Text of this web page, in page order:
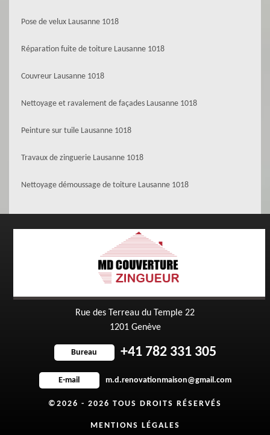
Pose de velux Lausanne 1018
Réparation fuite de toiture Lausanne 1018
Couvreur Lausanne 1018
Nettoyage et ravalement de façades Lausanne 1018
Peinture sur tuile Lausanne 1018
Travaux de zinguerie Lausanne 1018
Nettoyage démoussage de toiture Lausanne 1018
Rue des Terreau du Temple 22
1201 Genève
Bureau +41 782 331 305
E-mail m.d.renovationmaison@gmail.com
©2026 - 2026 TOUS DROITS RÉSERVÉS
MENTIONS LÉGALES